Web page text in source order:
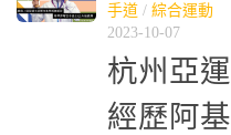
手道 / 綜合運動
2023-10-07
杭州亞
經歷阿